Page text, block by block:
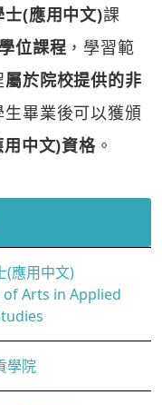
士(應用中文)課
位課程 ，學習範
屬於院校提供的非
生畢業後可以獲頒
中文)資格。
(應用中文)
of Arts in Applied
學院